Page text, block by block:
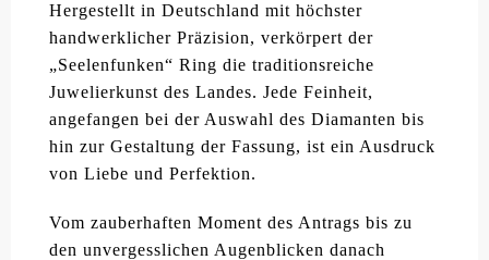
Hergestellt in Deutschland mit höchster
handwerklicher Präzision, verkörpert der
„Seelenfunken“ Ring die traditionsreiche
Juwelierkunst des Landes. Jede Feinheit,
angefangen bei der Auswahl des Diamanten bis
hin zur Gestaltung der Fassung, ist ein Ausdruck
von Liebe und Perfektion.
Vom zauberhaften Moment des Antrags bis zu
den unvergesslichen Augenblicken danach